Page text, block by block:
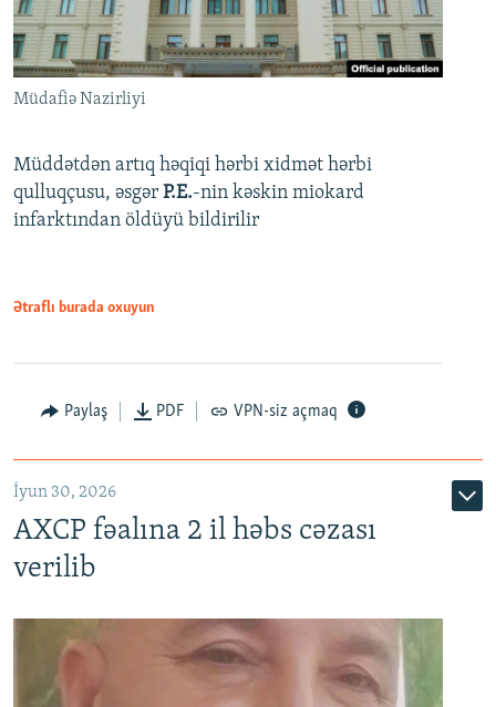
Müdafiə Nazirliyi
Müddətdən artıq həqiqi hərbi xidmət hərbi
qulluqçusu, əsgər P.E.-nin kəskin miokard
infarktından öldüyü bildirilir
Ətraflı burada oxuyun
Paylaş PDF VPN-siz açmaq
İyun 30, 2026
AXCP fəalına 2 il həbs cəzası
verilib